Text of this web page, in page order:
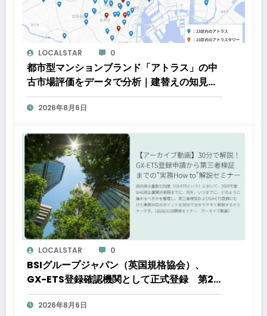
LOCALSTAR 0
都市型マンションブランド「アトラス」の中
古市場評価をデータで分析｜建替えの知見、
都心好立地、開発思想が支えるブランド価値
2026年8月6日
LOCALSTAR 0
BSIグループジャパン（英国規格協会）、
GX-ETS登録確認機関として正式登録 第2
フェーズ開始で制度対応が義務化、企業の対
応はどう変わるのか？ 法的拘束力をもつ
2026年8月6日